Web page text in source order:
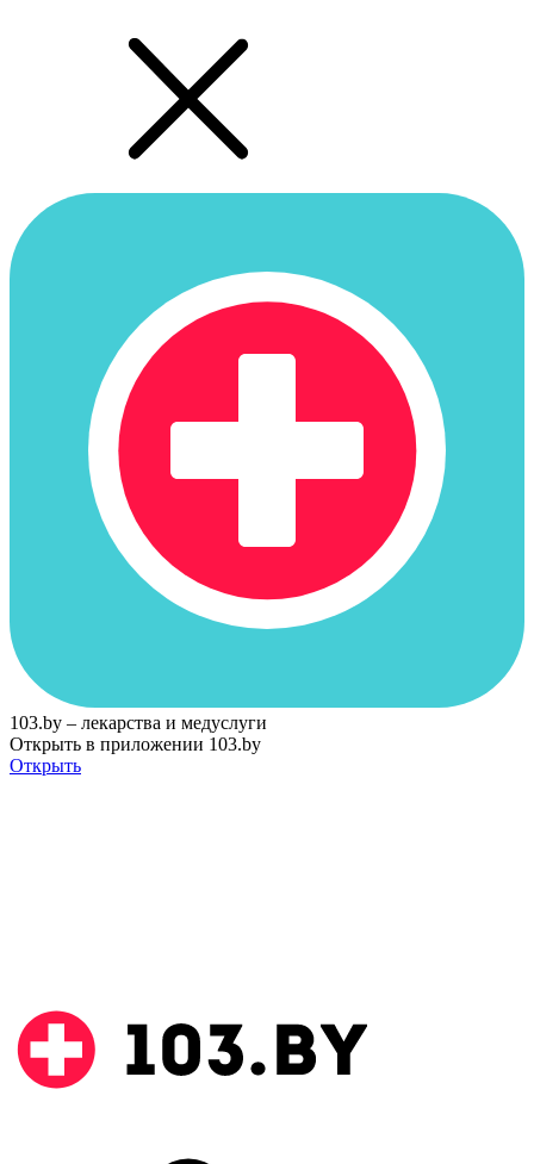
103.by – лекарства и медуслуги
Открыть в приложении 103.by
Открыть